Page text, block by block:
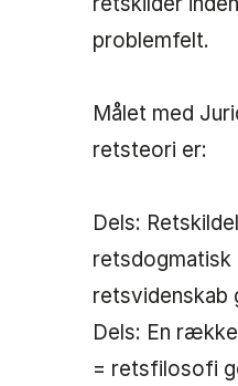
problemfelt.
Målet med
retsteori er:
Dels:
retsdogmatisk
retsvidenskab
Dels: En
= retsfilosofi